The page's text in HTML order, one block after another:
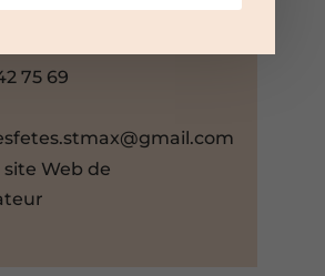
des fêtes de Saint-
75 69
site Web de